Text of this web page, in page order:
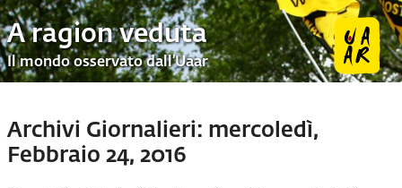
A ragion veduta
Il mondo osservato dall’Uaar
Archivi Giornalieri: mercoledì,
Febbraio 24, 2016